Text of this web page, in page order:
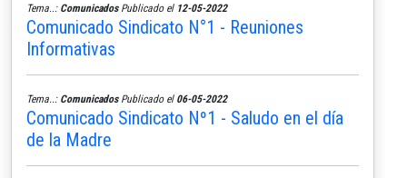
Tema..: ComunicadosPublicado el 12-05-2022
Comunicado Sindicato N°1 - Reuniones
Informativas
Tema..: ComunicadosPublicado el 06-05-2022
Comunicado Sindicato Nº1 - Saludo en el día
de la Madre